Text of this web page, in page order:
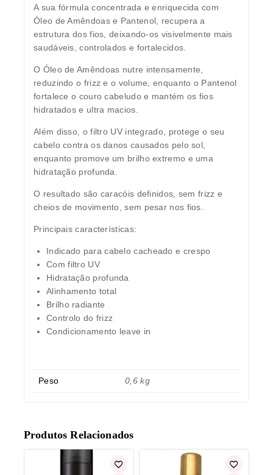
A sua fórmula concentrada e enriquecida com
Óleo de Amêndoas e Pantenol, recupera a
estrutura dos fios, deixando-os visivelmente mais
saudáveis, controlados e fortalecidos.
O Óleo de Amêndoas nutre intensamente,
reduzindo o frizz e o volume, enquanto o Pantenol
fortalece o couro cabeludo e mantém os fios
hidratados e ultra macios.
Além disso, o filtro UV integrado, protege o seu
cabelo contra os danos causados pelo sol,
enquanto promove um brilho extremo e uma
hidratação profunda.
O resultado são caracóis definidos, sem frizz e
cheios de movimento, sem pesar nos fios.
Principais características:
Indicado para cabelo cacheado e crespo
Com filtro UV
Hidratação profunda
Alinhamento total
Brilho radiante
Controlo do frizz
Condicionamento leave in
Peso 0,6 kg
Produtos Relacionados